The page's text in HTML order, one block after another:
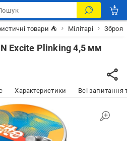
товари ⛺ Мілітарі Зброя
Excite Plinking 4,5 мм
Характеристики Всі запитання